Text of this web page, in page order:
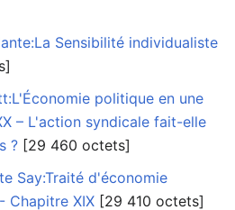
Sensibilité individualiste
politique en une
– L'action syndicale fait-elle
? ‎[29 460 octets]
Say:Traité d'économie
Chapitre XIX ‎[29 410 octets]